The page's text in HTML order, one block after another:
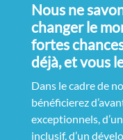
Nous ne
changer le
fortes
déjà, et vous
Dans le cadre de
bénéficierez
exceptionnels,
inclusif, d’un